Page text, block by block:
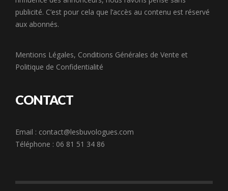
publicité. C’est pour cela que l’accès au contenu est réservé
aux abonnés.
Mentions Légales, Conditions Générales de Vente et
Politique de Confidentialité
CONTACT
Email : contact@lesbuvologues.com
Téléphone : 06 81 51 34 86